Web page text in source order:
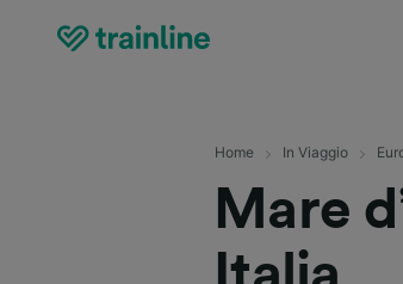
Home In Viaggio
Mare